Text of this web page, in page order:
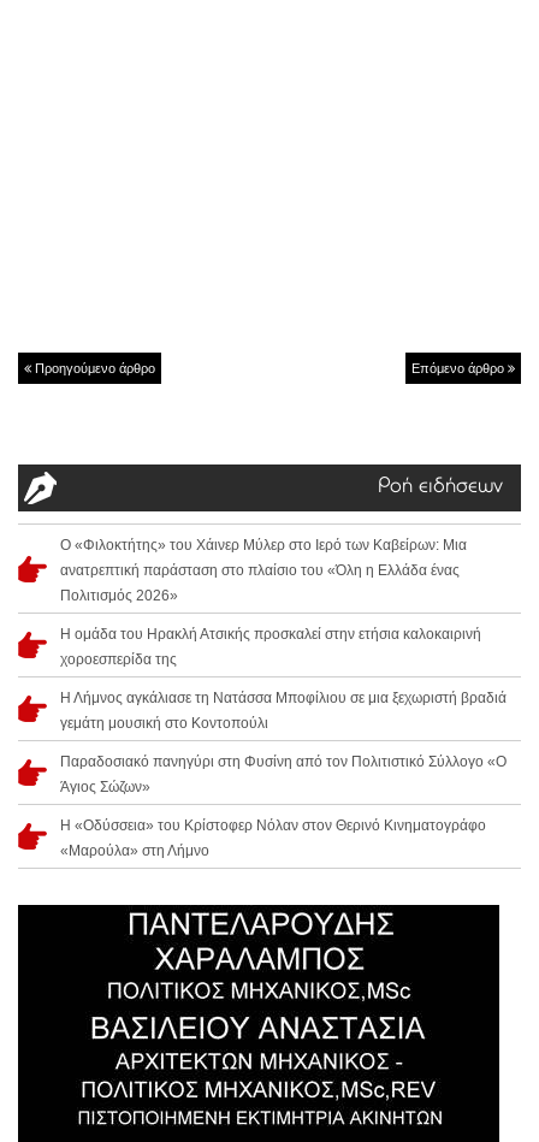
Προηγούμενο άρθρο Επόμενο άρθρο
Ροή ειδήσεων
Ο «Φιλοκτήτης» του Χάινερ Μύλερ στο Ιερό των Καβείρων: Μια
ανατρεπτική παράσταση στο πλαίσιο του «Όλη η Ελλάδα ένας
Πολιτισμός 2026»
Η ομάδα του Ηρακλή Ατσικής προσκαλεί στην ετήσια καλοκαιρινή
χοροεσπερίδα της
Η Λήμνος αγκάλιασε τη Νατάσσα Μποφίλιου σε μια ξεχωριστή βραδιά
γεμάτη μουσική στο Κοντοπούλι
Παραδοσιακό πανηγύρι στη Φυσίνη από τον Πολιτιστικό Σύλλογο «Ο
Άγιος Σώζων»
Η «Οδύσσεια» του Κρίστοφερ Νόλαν στον Θερινό Κινηματογράφο
«Μαρούλα» στη Λήμνο